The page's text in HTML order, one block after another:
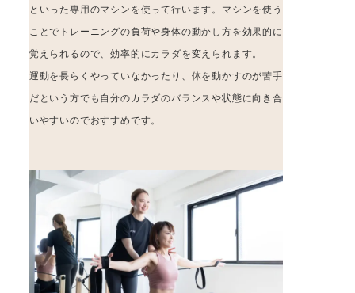
といった専用のマシンを使って行います。マシンを使う
ことでトレーニングの負荷や身体の動かし方を効果的に
覚えられるので、効率的にカラダを変えられます。
運動を長らくやっていなかったり、体を動かすのが苦手
だという方でも自分のカラダのバランスや状態に向き合
いやすいのでおすすめです。